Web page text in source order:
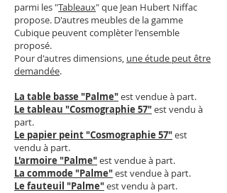
parmi les "Tableaux" que Jean Hubert Niffac
propose. D'autres meubles de la gamme
Cubique peuvent complèter l'ensemble
proposé.
Pour d'autres dimensions, une étude peut être
demandée.
La table basse "Palme"est vendue à part.
Le tableau "Cosmographie 57"est vendu à
part.
Le papier peint "Cosmographie 57"est
vendu à part.
L'armoire "Palme"est vendue à part.
La commode "Palme"est vendue à part.
Le fauteuil "Palme"est vendu à part.